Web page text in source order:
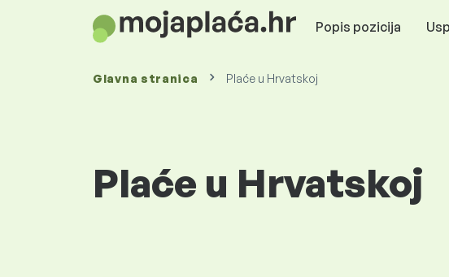
Popis pozicija
Glavna stranica Plaće u Hrvatskoj
Plaće u Hrvatskoj